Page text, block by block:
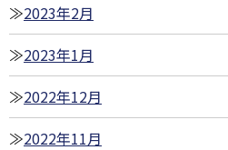
2023年2月
2023年1月
2022年12月
2022年11月